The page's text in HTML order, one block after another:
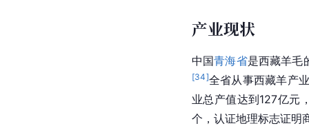
产业现状
中国青海省是西藏羊毛
[34]全省从事西藏羊产
业总产值达到127亿元
个，认证地理标志证明